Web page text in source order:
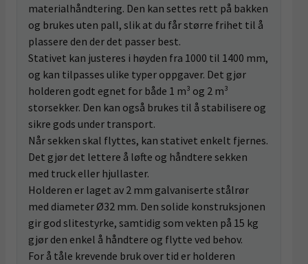
materialhåndtering. Den kan settes rett på bakken
og brukes uten pall, slik at du får større frihet til å
plassere den der det passer best.
Stativet kan justeres i høyden fra 1000 til 1400 mm,
og kan tilpasses ulike typer oppgaver. Det gjør
holderen godt egnet for både 1 m³ og 2 m³
storsekker. Den kan også brukes til å stabilisere og
sikre gods under transport.
Når sekken skal flyttes, kan stativet enkelt fjernes.
Det gjør det lettere å løfte og håndtere sekken
med truck eller hjullaster.
Holderen er laget av 2 mm galvaniserte stålrør
med diameter Ø32 mm. Den solide konstruksjonen
gir god slitestyrke, samtidig som vekten på 15 kg
gjør den enkel å håndtere og flytte ved behov.
For å tåle krevende bruk over tid er holderen